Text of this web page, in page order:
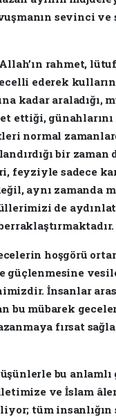
sevinci ve
rahmet,
ederek
kadar araladığı,
ettiği,
normal
bir
feyziyle sadece
aynı zamanda
de
hoşgörü
güçlenmesine
İnsanlar
bu mübarek
fırsat
bu anlamlı
ve İslam
tüm insanlığın